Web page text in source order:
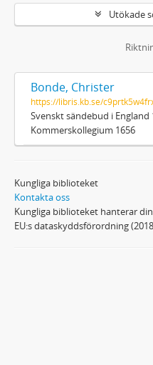
Utökade
Bonde, Christer
https://libris.kb.se/
Svenskt sändebud i England
Kommerskollegium 1656
Kungliga biblioteket
Kontakta oss
Kungliga biblioteket hanterar
EU:s dataskyddsförordning